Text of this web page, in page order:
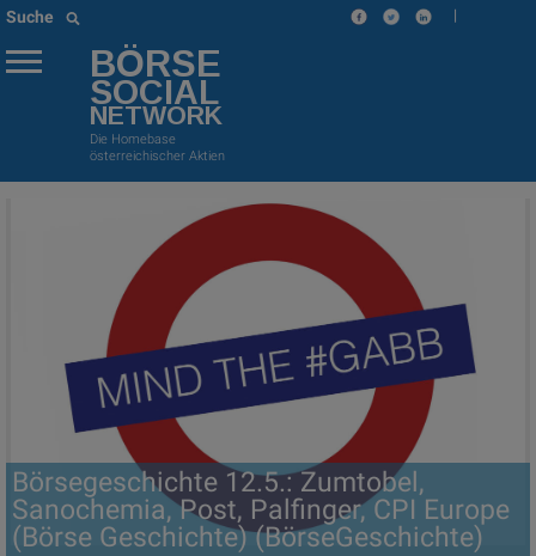
Suche |
BÖRSE
SOCIAL
NETWORK
Die Homebase
österreichischer Aktien
Börsegeschichte 12.5.: Zumtobel,
Sanochemia, Post, Palfinger, CPI Europe
(Börse Geschichte) (BörseGeschichte)